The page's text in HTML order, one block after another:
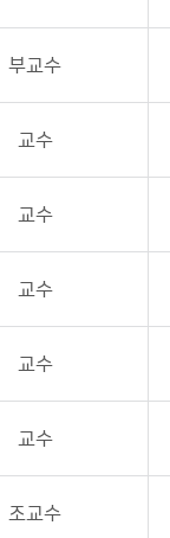
부교수
교수
교수
교수
교수
교수
조교수